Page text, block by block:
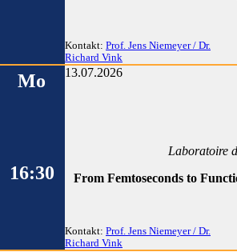
Kontakt: Prof. Jens Niemeyer / Dr.
Richard Vink
Mo 13.07.2026
16:30
Laboratoire
From Femtoseconds to
Kontakt: Prof. Jens Niemeyer / Dr.
Richard Vink